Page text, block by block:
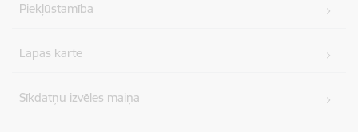
Piekļūstamība
Lapas karte
Sīkdatņu izvēles maiņa